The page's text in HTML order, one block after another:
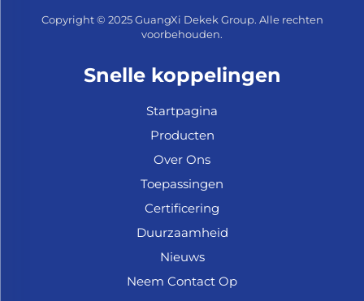
Copyright © 2025 GuangXi Dekek Group. Alle rechten
voorbehouden.
Snelle koppelingen
Startpagina
Producten
Over Ons
Toepassingen
Certificering
Duurzaamheid
Nieuws
Neem Contact Op